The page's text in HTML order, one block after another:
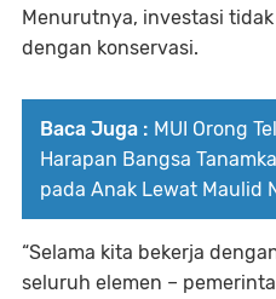
Menurutnya, investasi
dengan konservasi.
Baca Juga : MUI Orong
Harapan Bangsa
pada Anak Lewat Maulid
“Selama kita bekerja
seluruh elemen –